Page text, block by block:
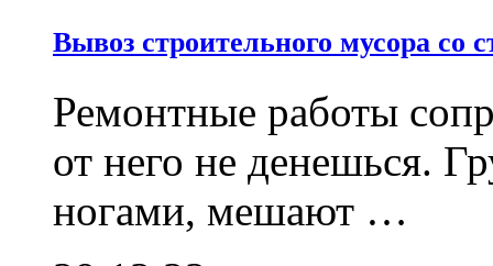
Вывоз строительного мусора со
Ремонтные работы
от него не денешься.
ногами, мешают …